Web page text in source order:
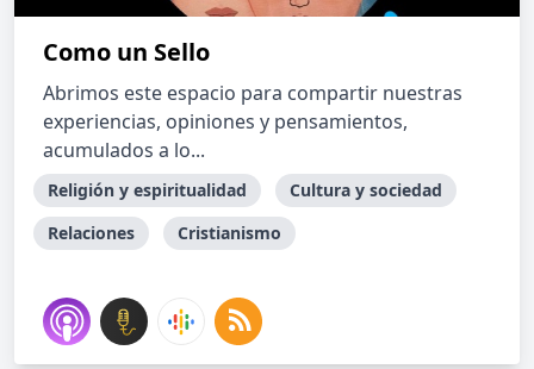
Como un Sello
Abrimos este espacio para compartir nuestras
experiencias, opiniones y pensamientos,
acumulados a lo...
Religión y espiritualidad
Cultura y sociedad
Relaciones
Cristianismo